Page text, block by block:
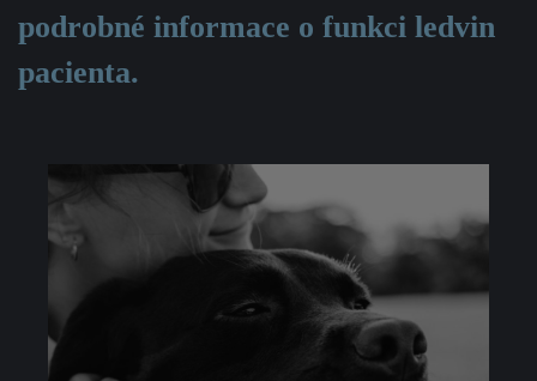
podrobné informace o funkci ledvin
pacienta.